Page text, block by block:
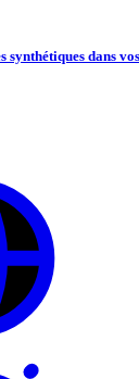
synthétiques dans